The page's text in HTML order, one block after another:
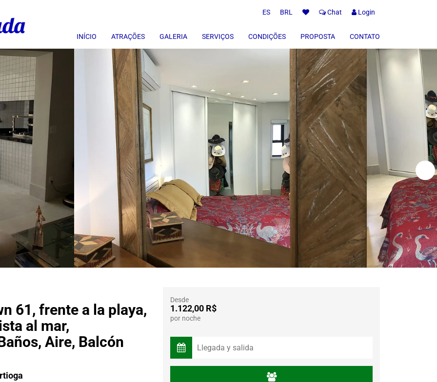
ES BRL Chat Login
INÍCIO
🏠 Nossos Imóveis
🚘 Como Chegar
🏄‍♂️ Conhecendo BERTIOGA
⛵️ Conhecendo a RIVIERA
🥇 Quem Somos
ATRAÇÕES
🍕 Gastronomia
⛵️ Guias de Turismo
☀️ Turismo em Bertioga
🌴 Turismo na Riviera
Guia de Turismo (TESTE)
GALERIA
🖼 Fotos da Riviera
🎥 Vídeos da Riviera
📸 Fotos de Bertioga
📹 Vídeos de Bertioga
🛎 Canais de Venda
💰 Meios de Pagamento
📲 Redes Sociais
Anúncios
SERVIÇOS CONDIÇÕES
📱 Formas de Contato
💁‍♂️ Perfil de Hóspedes
💰 Pagamento das Locações
💵 Caução em Locações Temporárias ou Anuais
📗 Documentação para Reservas
⏰ Horários de Auto-Check-out
📅 Períodos Mínimos de Estadia
👫 Capacidade dos Imóveis
🛏 Roupas de Cama e Banho
🏖 Serviços de Praia
👨‍👩‍👧‍👦 Visitantes em Imóveis Alugados
📙 Ficha Cadastral
📘 Regulamento Interno
🐶 Normas sobre PETs
📕 Responsabilidades e Políticas
🌈 LGBTQIAPN+ Friendly
PROPOSTA CONTATO
61, frente a la playa,
al mar,
Aire, Balcón
Desde
1.122,00 R$
por noche